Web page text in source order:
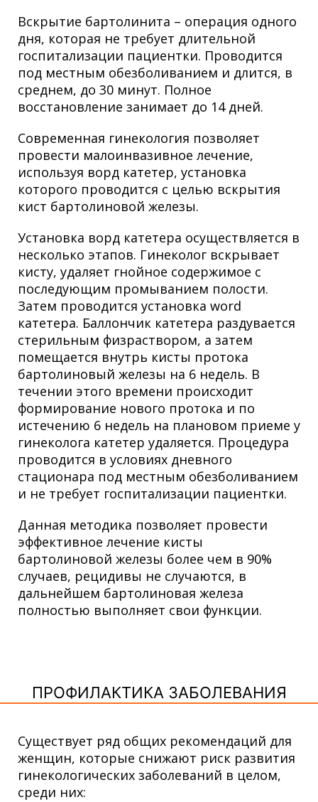
Вскрытие бартолинита – операция одного
дня, которая не требует длительной
госпитализации пациентки. Проводится
под местным обезболиванием и длится, в
среднем, до 30 минут. Полное
восстановление занимает до 14 дней.
Современная гинекология позволяет
провести малоинвазивное лечение,
используя ворд катетер, установка
которого проводится с целью вскрытия
кист бартолиновой железы.
Установка ворд катетера осуществляется в
несколько этапов. Гинеколог вскрывает
кисту, удаляет гнойное содержимое с
последующим промыванием полости.
Затем проводится установка word
катетера. Баллончик катетера раздувается
стерильным физраствором, а затем
помещается внутрь кисты протока
бартолиновый железы на 6 недель. В
течении этого времени происходит
формирование нового протока и по
истечению 6 недель на плановом приеме у
гинеколога катетер удаляется. Процедура
проводится в условиях дневного
стационара под местным обезболиванием
и не требует госпитализации пациентки.
Данная методика позволяет провести
эффективное лечение кисты
бартолиновой железы более чем в 90%
случаев, рецидивы не случаются, в
дальнейшем бартолиновая железа
полностью выполняет свои функции.
ПРОФИЛАКТИКА ЗАБОЛЕВАНИЯ
Существует ряд общих рекомендаций для
женщин, которые снижают риск развития
гинекологических заболеваний в целом,
среди них: